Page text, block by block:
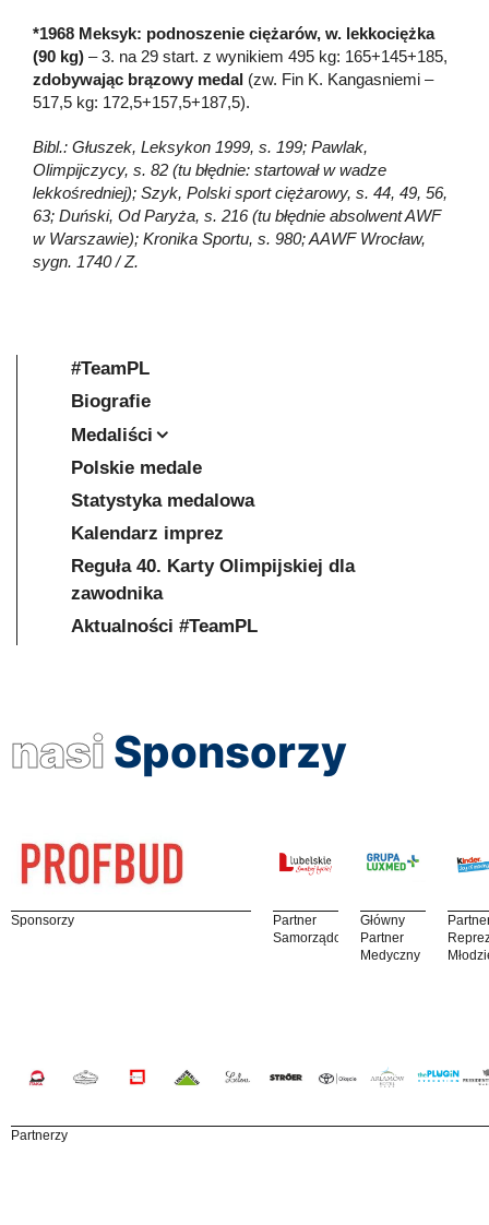
*1968 Meksyk: podnoszenie ciężarów, w. lekkociężka
(90 kg) – 3. na 29 start. z wynikiem 495 kg: 165+145+185,
zdobywając brązowy medal (zw. Fin K. Kangasniemi –
517,5 kg: 172,5+157,5+187,5).
Bibl.: Głuszek, Leksykon 1999, s. 199; Pawlak,
Olimpijczycy, s. 82 (tu błędnie: startował w wadze
lekkośredniej); Szyk, Polski sport ciężarowy, s. 44, 49, 56,
63; Duński, Od Paryża, s. 216 (tu błędnie absolwent AWF
w Warszawie); Kronika Sportu, s. 980; AAWF Wrocław,
sygn. 1740 / Z.
#TeamPL
Biografie
Medaliści
Polskie medale
Statystyka medalowa
Kalendarz imprez
Reguła 40. Karty Olimpijskiej dla
zawodnika
Aktualności #TeamPL
nasi Sponsorzy
Sponsorzy
Partner
Samorządowy
Główny
Partner
Medyczny
Partnerzy